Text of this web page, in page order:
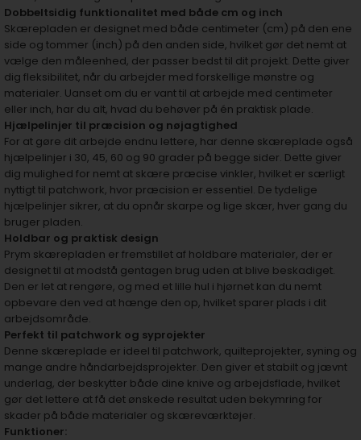
Dobbeltsidig funktionalitet med både cm og inch
Skærepladen er designet med både centimeter (cm) på den ene
side og tommer (inch) på den anden side, hvilket gør det nemt at
vælge den måleenhed, der passer bedst til dit projekt. Dette giver
dig fleksibilitet, når du arbejder med forskellige mønstre og
materialer. Uanset om du er vant til at arbejde med centimeter
eller inch, har du alt, hvad du behøver på én praktisk plade.
Hjælpelinjer til præcision og nøjagtighed
For at gøre dit arbejde endnu lettere, har denne skæreplade også
hjælpelinjer i 30, 45, 60 og 90 grader på begge sider. Dette giver
dig mulighed for nemt at skære præcise vinkler, hvilket er særligt
nyttigt til patchwork, hvor præcision er essentiel. De tydelige
hjælpelinjer sikrer, at du opnår skarpe og lige skær, hver gang du
bruger pladen.
Holdbar og praktisk design
Prym skærepladen er fremstillet af holdbare materialer, der er
designet til at modstå gentagen brug uden at blive beskadiget.
Den er let at rengøre, og med et lille hul i hjørnet kan du nemt
opbevare den ved at hænge den op, hvilket sparer plads i dit
arbejdsområde.
Perfekt til patchwork og syprojekter
Denne skæreplade er ideel til patchwork, quilteprojekter, syning og
mange andre håndarbejdsprojekter. Den giver et stabilt og jævnt
underlag, der beskytter både dine knive og arbejdsflade, hvilket
gør det lettere at få det ønskede resultat uden bekymring for
skader på både materialer og skæreværktøjer.
Funktioner: